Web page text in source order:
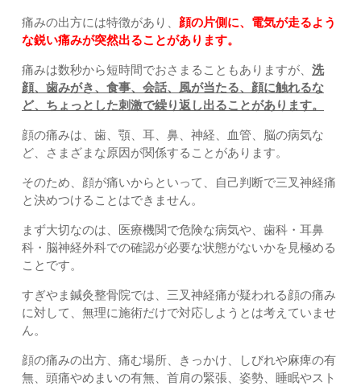
痛みの出方には特徴があり、 顔の片側に、電気が走るよう
な鋭い痛みが突然出ることがあります。
痛みは数秒から短時間でおさまることもありますが、 洗
顔、歯みがき、食事、会話、風が当たる、顔に触れるな
ど、ちょっとした刺激で繰り返し出ることがあります。
顔の痛みは、歯、顎、耳、鼻、神経、血管、脳の病気な
ど、さまざまな原因が関係することがあります。
そのため、顔が痛いからといって、自己判断で三叉神経痛
と決めつけることはできません。
まず大切なのは、医療機関で危険な病気や、歯科・耳鼻
科・脳神経外科での確認が必要な状態がないかを見極める
ことです。
すぎやま鍼灸整骨院では、三叉神経痛が疑われる顔の痛み
に対して、無理に施術だけで対応しようとは考えていませ
ん。
顔の痛みの出方、痛む場所、きっかけ、しびれや麻痺の有
無、頭痛やめまいの有無、首肩の緊張、姿勢、睡眠やスト